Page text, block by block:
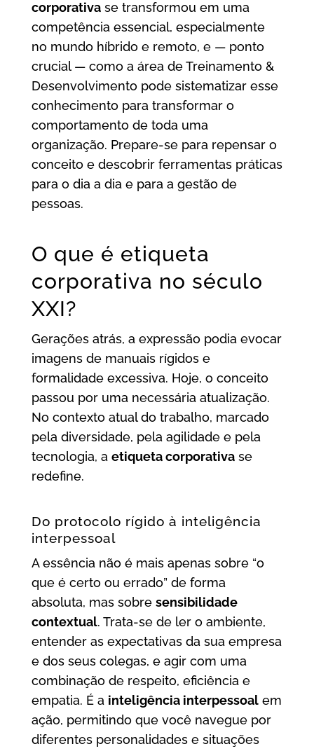
corporativase transformou em uma
competência essencial, especialmente
no mundo híbrido e remoto, e — ponto
crucial — como a área de Treinamento &
Desenvolvimento pode sistematizar esse
conhecimento para transformar o
comportamento de toda uma
organização. Prepare-se para repensar o
conceito e descobrir ferramentas práticas
para o dia a dia e para a gestão de
pessoas.
O que é etiqueta
corporativa no século
XXI?
Gerações atrás, a expressão podia evocar
imagens de manuais rígidos e
formalidade excessiva. Hoje, o conceito
passou por uma necessária atualização.
No contexto atual do trabalho, marcado
pela diversidade, pela agilidade e pela
tecnologia, a etiqueta corporativase
redefine.
Do protocolo rígido à inteligência
interpessoal
A essência não é mais apenas sobre “o
que é certo ou errado” de forma
absoluta, mas sobre sensibilidade
contextual. Trata-se de ler o ambiente,
entender as expectativas da sua empresa
e dos seus colegas, e agir com uma
combinação de respeito, eficiência e
empatia. É a inteligência interpessoalem
ação, permitindo que você navegue por
diferentes personalidades e situações